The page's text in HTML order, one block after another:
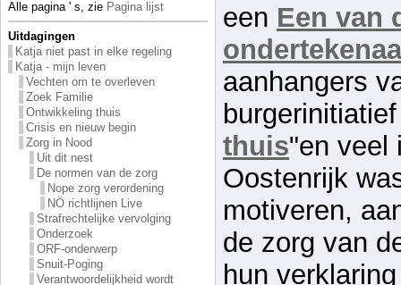
Alle pagina ' s, zie Pagina lijst
Uitdagingen
Katja niet past in elke regeling
Katja - mijn leven
Vechten om te overleven
Zoek Familie
Ontwikkeling thuis
Crisis en nieuw begin
Zorg in Nood
Uit dit nest
De normen van de zorg
Nope zorg verordening
NÖ richtlijnen Live
Strafrechtelijke vervolging
Onderzoek
ORF-onderwerp
Snuit-Poging
Verantwoordelijkheid wordt
een Een van
aanhangers
thuis"en veel
Oostenrijk
motiveren,
de zorg van
hun